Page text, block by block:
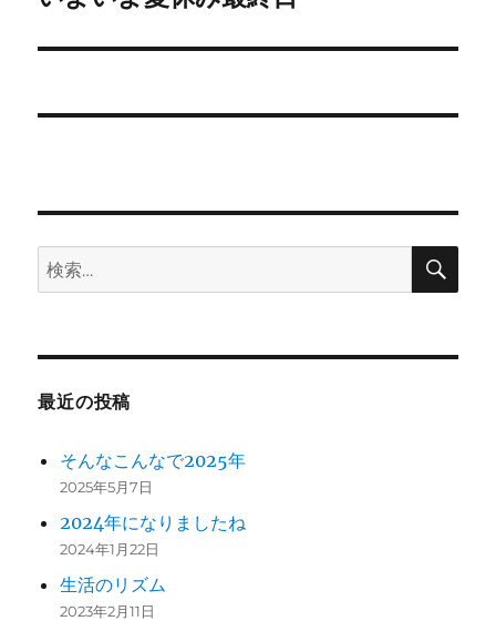
ー
投
検
索:
検
最近の投稿
そんなこんなで2025年
2025年5月7日
2024年になりましたね
2024年1月22日
生活のリズム
2023年2月11日